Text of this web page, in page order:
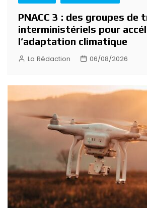
PNACC 3 : des groupes de
interministériels pour
l’adaptation climatique
La Rédaction 06/08/2026